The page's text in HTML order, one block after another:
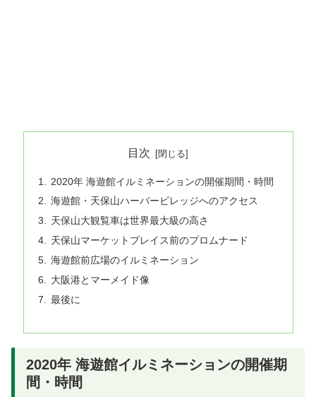
目次
2020年 海遊館イルミネーションの開催期間・時間
海遊館・天保山ハーバービレッジへのアクセス
天保山大観覧車は世界最大級の高さ
天保山マーケットプレイス前のプロムナード
海遊館前広場のイルミネーション
大阪港とマーメイド像
最後に
2020年 海遊館イルミネーションの開催期
間・時間